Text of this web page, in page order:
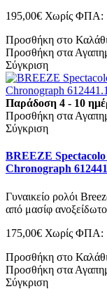
195,00€ Χωρίς ΦΠΑ:
Προσθήκη στο Καλάθι
Προσθήκη στα
Σύγκριση
Παράδοση 4 - 10
Προσθήκη στα
Σύγκριση
BREEZE
Chronograph
Γυναικείο ρολόι
από μασίφ
175,00€ Χωρίς ΦΠΑ:
Προσθήκη στο Καλάθι
Προσθήκη στα
Σύγκριση